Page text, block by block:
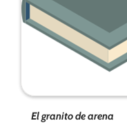
El granito de arena